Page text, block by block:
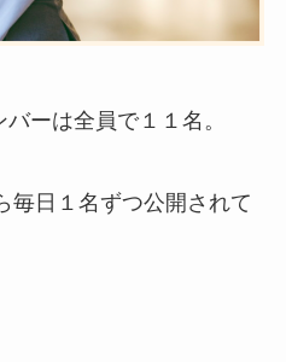
ーは全員で１１名。
毎日１名ずつ公開されて